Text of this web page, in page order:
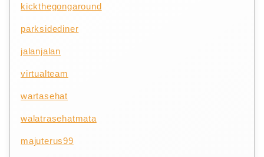
kickthegongaround
parksidediner
jalanjalan
virtualteam
wartasehat
walatrasehatmata
majuterus99